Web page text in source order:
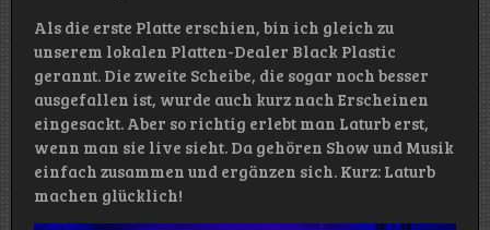
Als die erste Platte erschien, bin ich gleich zu
unserem lokalen Platten-Dealer Black Plastic
gerannt. Die zweite Scheibe, die sogar noch besser
ausgefallen ist, wurde auch kurz nach Erscheinen
eingesackt. Aber so richtig erlebt man Laturb erst,
wenn man sie live sieht. Da gehören Show und Musik
einfach zusammen und ergänzen sich. Kurz: Laturb
machen glücklich!